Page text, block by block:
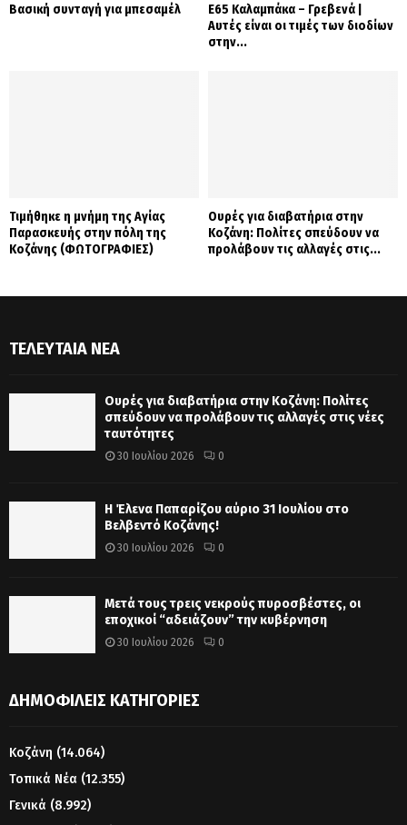
Βασική συνταγή για μπεσαμέλ
Ε65 Καλαμπάκα – Γρεβενά |
Αυτές είναι οι τιμές των διοδίων
στην...
Τιμήθηκε η μνήμη της Αγίας
Παρασκευής στην πόλη της
Κοζάνης (ΦΩΤΟΓΡΑΦΙΕΣ)
Ουρές για διαβατήρια στην
Κοζάνη: Πολίτες σπεύδουν να
προλάβουν τις αλλαγές στις...
ΤΕΛΕΥΤΑΊΑ ΝΈΑ
Ουρές για διαβατήρια στην Κοζάνη: Πολίτες
σπεύδουν να προλάβουν τις αλλαγές στις νέες
ταυτότητες
30 Ιουλίου 2026 0
Η Έλενα Παπαρίζου αύριο 31 Ιουλίου στο
Βελβεντό Κοζάνης!
30 Ιουλίου 2026 0
Μετά τους τρεις νεκρούς πυροσβέστες, οι
εποχικοί “αδειάζουν” την κυβέρνηση
30 Ιουλίου 2026 0
ΔΗΜΟΦΙΛΕΊΣ ΚΑΤΗΓΟΡΊΕΣ
Κοζάνη (14.064)
Τοπικά Νέα (12.355)
Γενικά (8.992)